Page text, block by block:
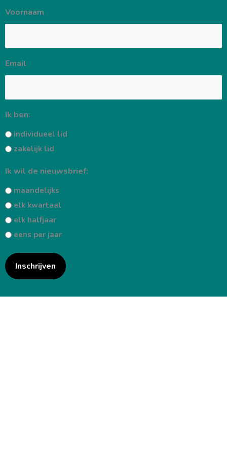
Skip
to
Voornaam
Email
Ik ben:
individueel lid
zakelijk lid
Ik wil de nieuwsbrief:
maandelijks
elk kwartaal
elk halfjaar
eens per jaar